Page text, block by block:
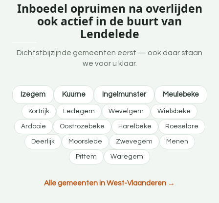
Inboedel opruimen na overlijden
ook actief in de buurt van
Lendelede
Dichtstbijzijnde gemeenten eerst — ook daar staan
we voor u klaar.
Izegem Kuurne Ingelmunster Meulebeke
Kortrijk Ledegem Wevelgem Wielsbeke
Ardooie Oostrozebeke Harelbeke Roeselare
Deerlijk Moorslede Zwevegem Menen
Pittem Waregem
Alle gemeenten in West-Vlaanderen →